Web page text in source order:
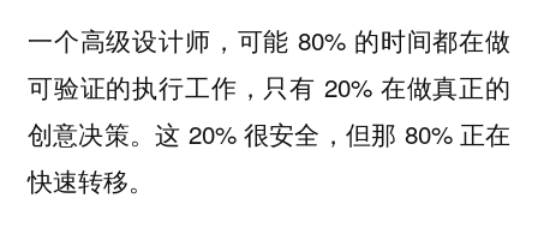
一个高级设计师，可能 80% 的时间都在做
可验证的执行工作，只有 20% 在做真正的
创意决策。这 20% 很安全，但那 80% 正在
快速转移。